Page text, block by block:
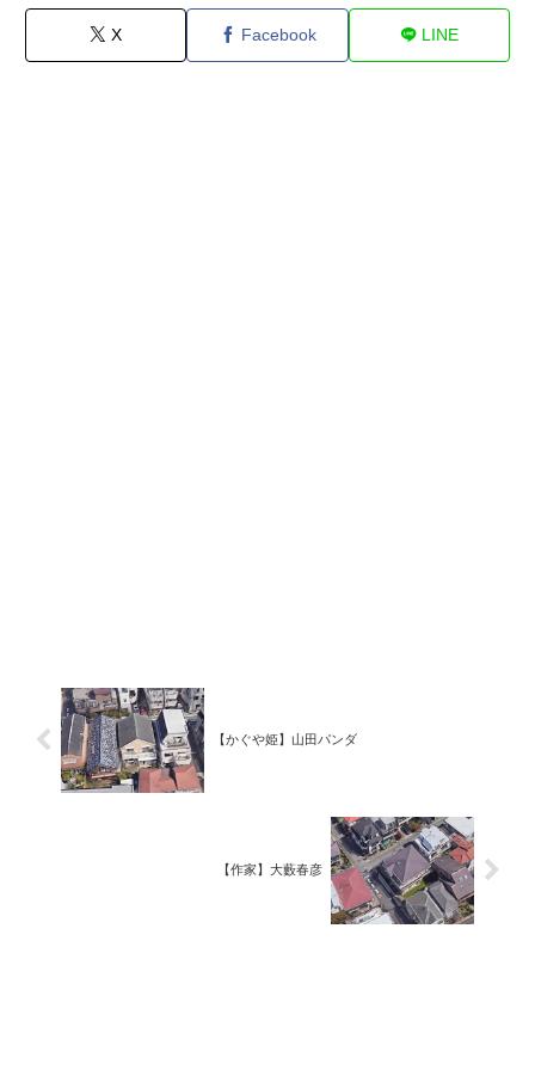
X Facebook LINE
【かぐや姫】山田パンダ
【作家】大藪春彦